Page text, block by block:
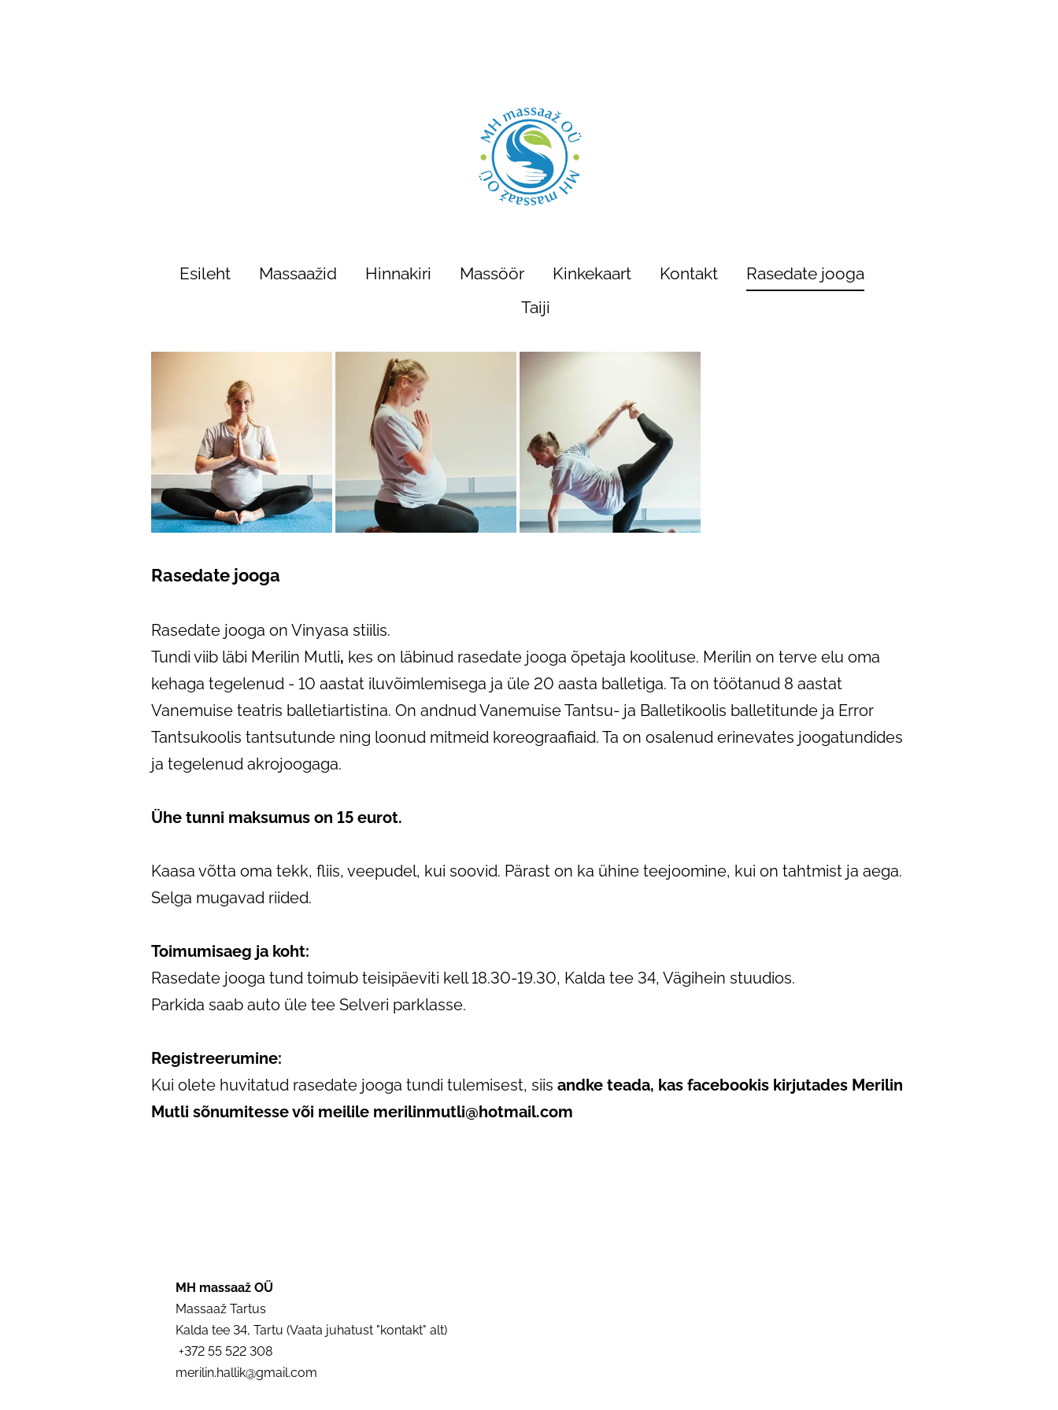
Esileht Massaažid Hinnakiri Massöör Kinkekaart Kontakt
Rasedate jooga
Taiji
Rasedate jooga
Rasedate jooga on Vinyasa stiilis.
Tundi viib läbi Merilin Mutli, kes on läbinud rasedate jooga õpetaja koolituse. Merilin on terve elu oma
kehaga tegelenud - 10 aastat iluvõimlemisega ja üle 20 aasta balletiga. Ta on töötanud 8 aastat
Vanemuise teatris balletiartistina. On andnud Vanemuise Tantsu- ja Balletikoolis balletitunde ja Error
Tantsukoolis tantsutunde ning loonud mitmeid koreograafiaid. Ta on osalenud erinevates joogatundides
ja tegelenud akrojoogaga.
Ühe tunni maksumus on 15 eurot.
Kaasa võtta oma tekk, fliis, veepudel, kui soovid. Pärast on ka ühine teejoomine, kui on tahtmist ja aega.
Selga mugavad riided.
Toimumisaeg ja koht:
Rasedate jooga tund toimub teisipäeviti kell 18.30-19.30, Kalda tee 34, Vägihein stuudios.
Parkida saab auto üle tee Selveri parklasse.
Registreerumine:
Kui olete huvitatud rasedate jooga tundi tulemisest, siis andke teada, kas facebookis kirjutades Merilin
Mutli sõnumitesse või meilile merilinmutli@hotmail.com
MH massaaž OÜ
Massaaž Tartus
Kalda tee 34, Tartu (Vaata juhatust "kontakt" alt)
​​ +372 55 522 308
merilin.hallik@gmail.com